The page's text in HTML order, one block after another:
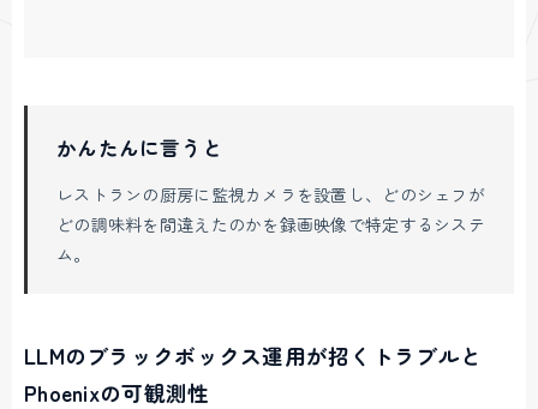
かんたんに言うと
レストランの厨房に監視カメラを設置し、どのシェフが
どの調味料を間違えたのかを録画映像で特定するシステ
ム。
LLMのブラックボックス運用が招くトラブルと
Phoenixの可観測性